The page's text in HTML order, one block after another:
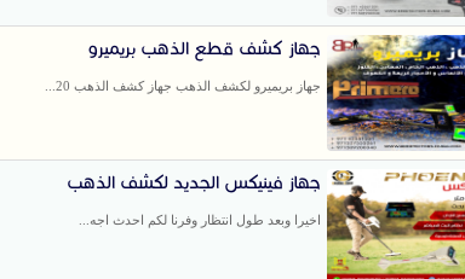
جهاز كشف قطع الذهب بريميرو
جهاز بريميرو لكشف الذهب جهاز كشف الذهب 20...
جهاز فينيكس الجديد لكشف الذهب
اخيرا وبعد طول انتظار وفرنا لكم احدث اجه...